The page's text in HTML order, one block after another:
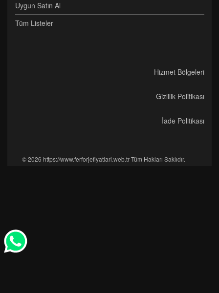
Uygun Satın Al
Tüm Listeler
Hizmet Bölgeleri
Gizlilik Politikası
İade Politikası
© 2026 https://www.ferforjefiyatlari.web.tr Tüm Hakları Saklıdır.